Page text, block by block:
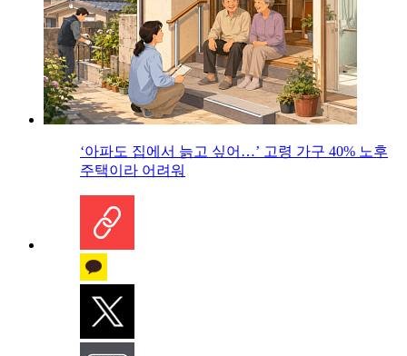
‘아파도 집에서 늙고 싶어…’ 고령 가구 40% 노후
주택이라 어려워